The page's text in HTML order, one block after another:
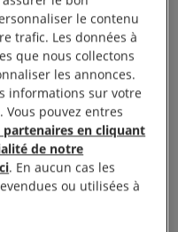
le contenu
trafic. Les données à
que nous collectons
les annonces.
informations sur votre
pouvez entres
partenaires en cliquant
de notre
. En aucun cas les
ou utilisées à